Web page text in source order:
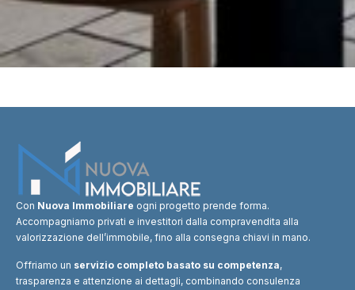
Con Nuova Immobiliare ogni progetto prende forma.
Accompagniamo privati e investitori dalla compravendita alla
valorizzazione dell’immobile, fino alla consegna chiavi in mano.
Offriamo un servizio completo basato su competenza,
trasparenza e attenzione ai dettagli, combinando consulenza